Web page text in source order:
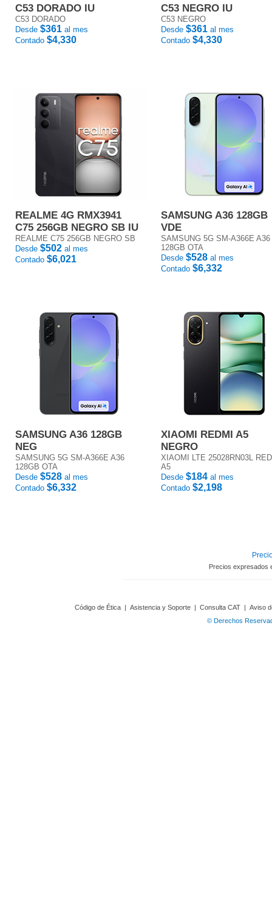
C53 DORADO IU
C53 DORADO
Desde $361 al mes
Contado $4,330
C53 NEGRO IU
C53 NEGRO
Desde $361 al mes
Contado $4,330
REALME 4G RMX3941
C75 256GB NEGRO SB IU
REALME C75 256GB NEGRO SB
Desde $502 al mes
Contado $6,021
SAMSUNG A36 128GB
VDE
SAMSUNG 5G SM-A366E A36
128GB OTA
Desde $528 al mes
Contado $6,332
SAMSUNG A36 128GB
NEG
SAMSUNG 5G SM-A366E A36
128GB OTA
Desde $528 al mes
Contado $6,332
XIAOMI REDMI A5
NEGRO
XIAOMI LTE 25028RN03L
A5
Desde $184 al mes
Contado $2,198
Precios expresados
Código de Ética | Asistencia y Soporte | Consulta CAT | Aviso
© Derechos